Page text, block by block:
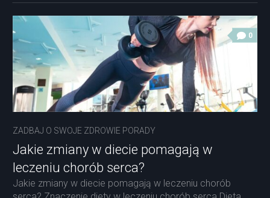
0
ZADBAJ O SWOJE ZDROWIE PORADY
Jakie zmiany w diecie pomagają w
leczeniu chorób serca?
Jakie zmiany w diecie pomagają w leczeniu chorób